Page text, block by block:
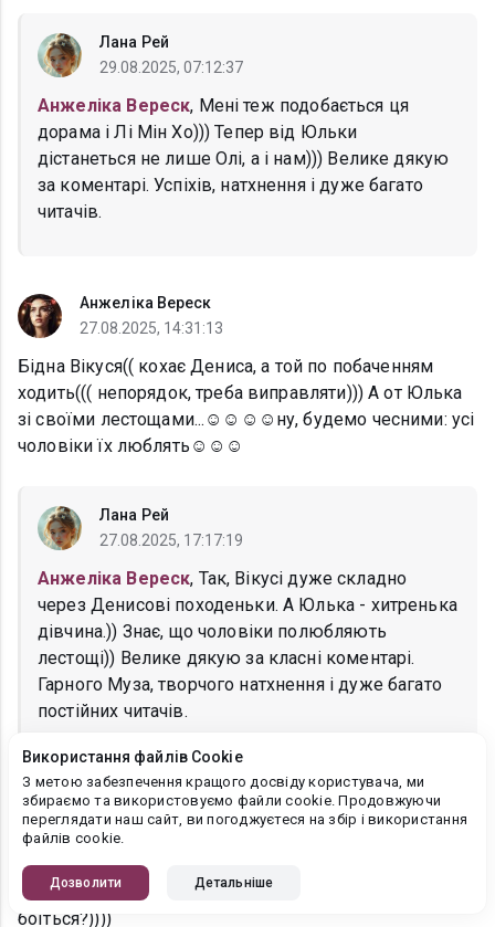
Лана Рей
29.08.2025, 07:12:37
Анжеліка Вереск, Мені теж подобається ця
дорама і Лі Мін Хо))) Тепер від Юльки
дістанеться не лише Олі, а і нам))) Велике дякую
за коментарі. Успіхів, натхнення і дуже багато
читачів.
Анжеліка Вереск
27.08.2025, 14:31:13
Бідна Вікуся(( кохає Дениса, а той по побаченням
ходить((( непорядок, треба виправляти))) А от Юлька
зі своїми лестощами...☺️☺️☺️☺️ну, будемо чесними: усі
чоловіки їх люблять☺️☺️☺️
Лана Рей
27.08.2025, 17:17:19
Анжеліка Вереск, Так, Вікусі дуже складно
через Денисові походеньки. А Юлька - хитренька
дівчина.)) Знає, що чоловіки полюбляють
лестощі)) Велике дякую за класні коментарі.
Гарного Муза, творчого натхнення і дуже багато
постійних читачів.
Анжеліка Вереск
26.08.2025, 04:15:51
Оце Юлька ділова пані))) класно виторгувала собі
помічників по сватанню☺️☺️☺️і чого Антон так її
боїться?))))
Використання файлів Cookie
З метою забезпечення кращого досвіду користувача, ми
збираємо та використовуємо файли cookie. Продовжуючи
переглядати наш сайт, ви погоджуєтеся на збір і використання
файлів cookie.
Дозволити Детальніше